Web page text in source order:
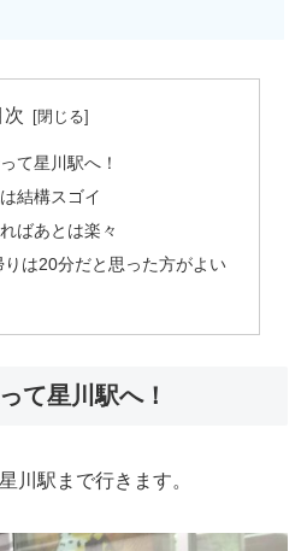
次
て星川駅へ！
結構スゴイ
ばあとは楽々
は20分だと思った方がよい
て星川駅へ！
川駅まで行きます。